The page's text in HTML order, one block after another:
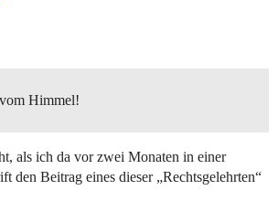
Himmel!
als ich da vor zwei Monaten in einer
den Beitrag eines dieser „Rechtsgelehrten“